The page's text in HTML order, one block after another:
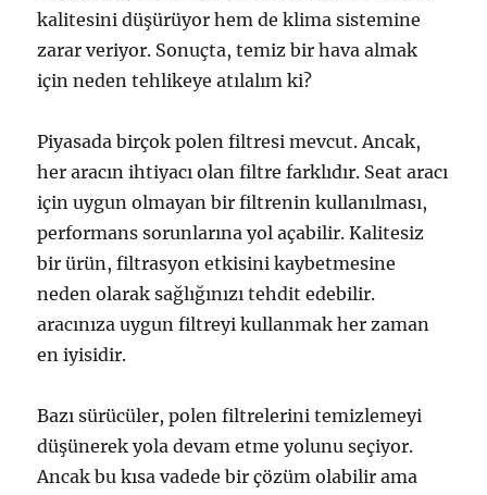
kalitesini düşürüyor hem de klima sistemine
zarar veriyor. Sonuçta, temiz bir hava almak
için neden tehlikeye atılalım ki?
Piyasada birçok polen filtresi mevcut. Ancak,
her aracın ihtiyacı olan filtre farklıdır. Seat aracı
için uygun olmayan bir filtrenin kullanılması,
performans sorunlarına yol açabilir. Kalitesiz
bir ürün, filtrasyon etkisini kaybetmesine
neden olarak sağlığınızı tehdit edebilir.
aracınıza uygun filtreyi kullanmak her zaman
en iyisidir.
Bazı sürücüler, polen filtrelerini temizlemeyi
düşünerek yola devam etme yolunu seçiyor.
Ancak bu kısa vadede bir çözüm olabilir ama